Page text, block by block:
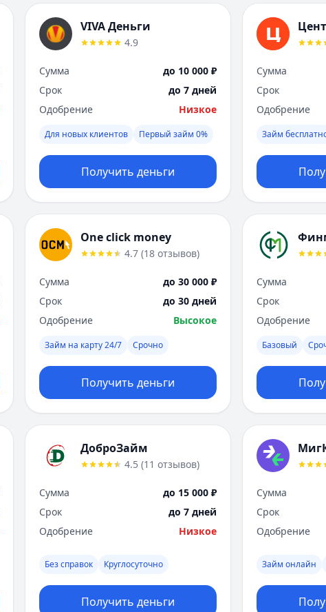
VIVA Деньги
4.9
Сумма
до 10 000 ₽
Срок
до 7 дней
Одобрение
Низкое
Для новых клиентов Первый займ 0%
Получить деньги
Сумма
Срок
Одобрение
Займ
One click money
4.7 (18 отзывов)
Сумма
до 30 000 ₽
Срок
до 30 дней
Одобрение
Высокое
Займ на карту 24/7 Срочно
Получить деньги
Сумма
Срок
Одобрение
Базовый
ДоброЗайм
4.5 (11 отзывов)
Сумма
до 15 000 ₽
Срок
до 7 дней
Одобрение
Низкое
Без справок Круглосуточно
Получить деньги
Сумма
Срок
Одобрение
Займ онлайн